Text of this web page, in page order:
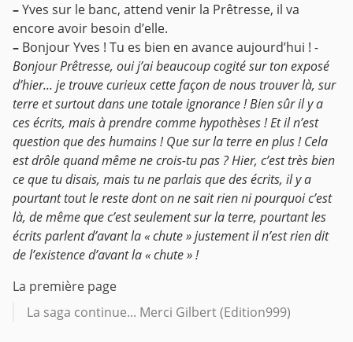
–Yves sur le banc, attend venir la Prêtresse, il va
encore avoir besoin d’elle.
– Bonjour Yves ! Tu es bien en avance aujourd’hui ! -
Bonjour Prêtresse, oui j’ai beaucoup cogité sur ton exposé
d’hier... je trouve curieux cette façon de nous trouver là, sur
terre et surtout dans une totale ignorance ! Bien sûr il y a
ces écrits, mais à prendre comme hypothèses ! Et il n’est
question que des humains ! Que sur la terre en plus ! Cela
est drôle quand même ne crois-tu pas ? Hier, c’est très bien
ce que tu disais, mais tu ne parlais que des écrits, il y a
pourtant tout le reste dont on ne sait rien ni pourquoi c’est
là, de même que c’est seulement sur la terre, pourtant les
écrits parlent d’avant la « chute » justement il n’est rien dit
de l’existence d’avant la « chute » !
La première page
La saga continue... Merci Gilbert (Edition999)